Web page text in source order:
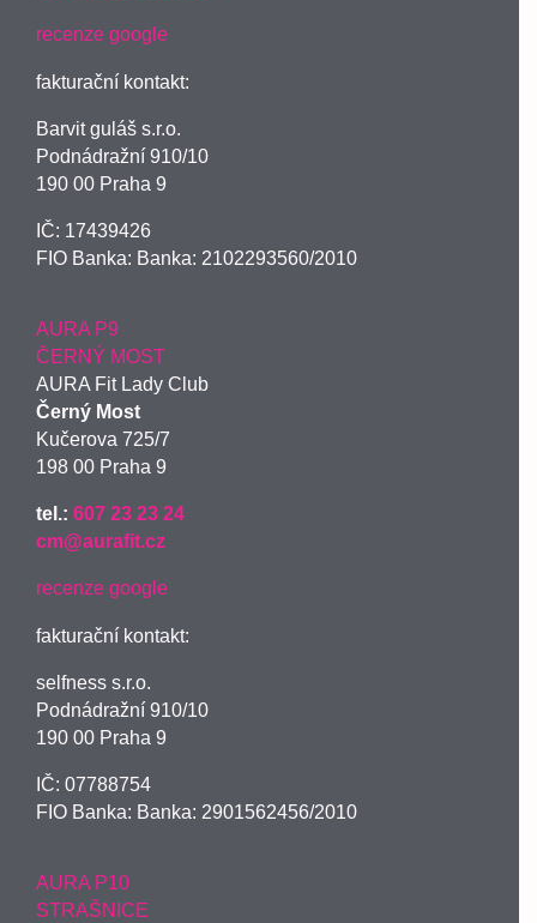
recenze google
fakturační kontakt:
Barvit guláš s.r.o.
Podnádražní 910/10
190 00 Praha 9
IČ: 17439426
FIO Banka: Banka: 2102293560/2010
AURA P9
ČERNÝ MOST
AURA Fit Lady Club
Černý Most
Kučerova 725/7
198 00 Praha 9
tel.: 607 23 23 24
cm@aurafit.cz
recenze google
fakturační kontakt:
selfness s.r.o.
Podnádražní 910/10
190 00 Praha 9
IČ: 07788754
FIO Banka: Banka: 2901562456/2010
AURA P10
STRAŠNICE